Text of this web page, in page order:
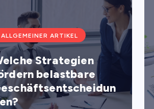
ALLGEMEINER ARTIKEL
Strategien
belastbare